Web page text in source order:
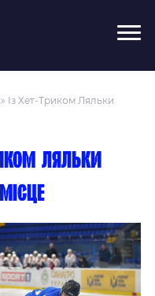
Із Хет-Триком Ляльки
Ляльки